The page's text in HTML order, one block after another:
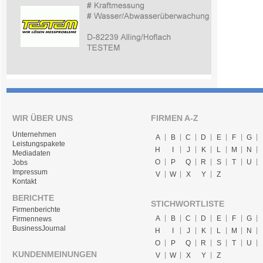
WIR ÜBER UNS
Unternehmen
Leistungspakete
Mediadaten
Jobs
Impressum
Kontakt
BERICHTE
Firmenberichte
Firmennews
BusinessJournal
KUNDENMEINUNGEN
FIRMEN A-Z
A B C D E F
G
H
J K L M
N
O
P Q R S T
U
V
W X Y Z
STICHWORTLISTE
A B C D E F
G
H
J K L M
N
O
P Q R S T
U
V
W X Y Z